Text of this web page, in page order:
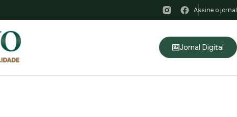
Assine o jornal
Jornal Digital